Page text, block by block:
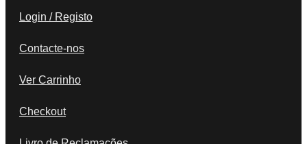
Login / Registo
Contacte-nos
Ver Carrinho
Checkout